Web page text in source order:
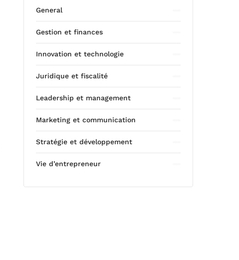
General
Gestion et finances
Innovation et technologie
Juridique et fiscalité
Leadership et management
Marketing et communication
Stratégie et développement
Vie d’entrepreneur